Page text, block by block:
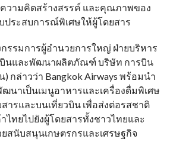
วามคิดสร้างสรรค์ และคุณภาพของ
ประสบการณ์พิเศษให้ผู้โดยสาร
รรมการผู้อำนวยการใหญ่ ฝ่ายบริหาร
บินและพัฒนาผลิตภัณฑ์ บริษัท การบิน
กล่าวว่า Bangkok Airways พร้อมนำ
นาเป็นเมนูอาหารและเครื่องดื่มพิเศษ
ารและบนเที่ยวบิน เพื่อส่งต่อรสชาติ
ไทยไปยังผู้โดยสารทั้งชาวไทยและ
สนับสนุนเกษตรกรและเศรษฐกิจ